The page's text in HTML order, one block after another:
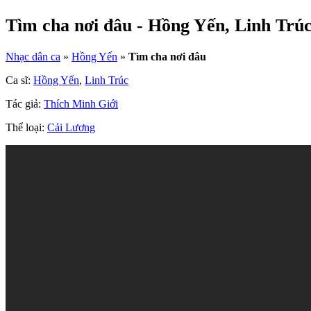
Tìm cha nơi đâu - Hồng Yến, Linh
Nhạc dân ca » Hồng Yến » Tìm cha nơi đâu
Ca sĩ: Hồng Yến, Linh Trúc
Tác giả: Thích Minh Giới
Thể loại: Cải Lương